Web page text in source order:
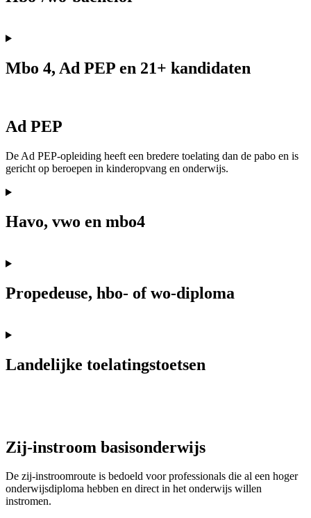
Mbo 4, Ad PEP en 21+ kandidaten
Ad PEP
De Ad PEP-opleiding heeft een bredere toelating dan de pabo en is
gericht op beroepen in kinderopvang en onderwijs.
Havo, vwo en mbo4
Propedeuse, hbo- of wo-diploma
Landelijke toelatingstoetsen
Zij-instroom basisonderwijs
De zij-instroomroute is bedoeld voor professionals die al een hoger
onderwijsdiploma hebben en direct in het onderwijs willen
instromen.